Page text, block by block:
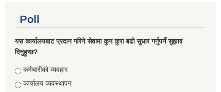
Poll
यस कार्यालयबाट प्रदान गरिने सेवामा कुन कुरा बढी सुधार गर्नुपर्ने सुझाव
दिनुहुन्छ?
Choices
कर्मचारीको व्यवहार
कार्यालय व्यवस्थापन